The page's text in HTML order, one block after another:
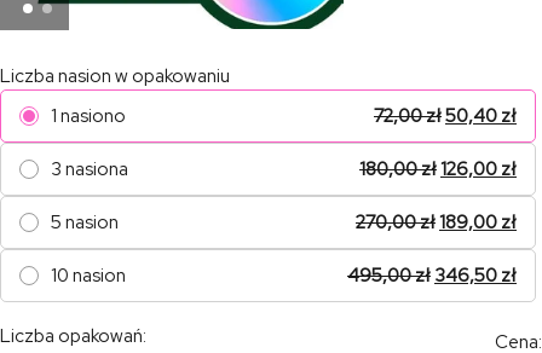
Liczba nasion w opakowaniu
1 nasiono
72,00zł50,40 zł
3 nasiona 180,00zł126,00 zł
5 nasion 270,00zł189,00 zł
10 nasion 495,00zł 346,50 zł
Liczba opakowań:
Cena: